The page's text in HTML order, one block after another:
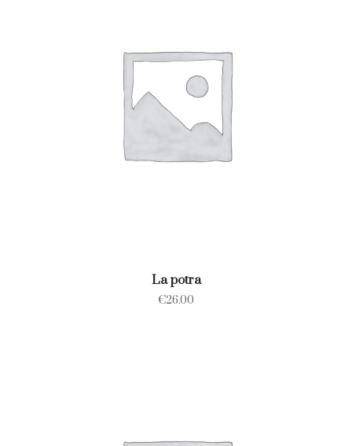
La potra
€26.00